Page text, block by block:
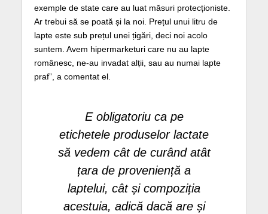
exemple de state care au luat măsuri protecționiste.
Ar trebui să se poată și la noi. Prețul unui litru de
lapte este sub prețul unei țigări, deci noi acolo
suntem. Avem hipermarketuri care nu au lapte
românesc, ne-au invadat alții, sau au numai lapte
praf”, a comentat el.
E obligatoriu ca pe
etichetele produselor lactate
să vedem cât de curând atât
țara de proveniență a
laptelui, cât și compoziția
acestuia, adică dacă are și